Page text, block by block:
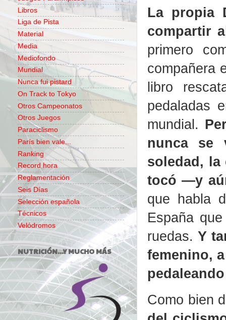
La propia
compartir
primero
compañera
libro
pedaladas
mundial.
nunca se
soledad, la
tocó —y
que habla
España
ruedas.Y
femenino,
Como bien
Libros
Liga de Pista
Material
Media
Mediofondo
Mundial
Nunca fui pistard
On Track to Tokyo
Otros Campeonatos
Otros Juegos
Paraciclismo
París bien vale...
Ranking
Record hora
Reglamentación
Seis Días
Selección española
Técnicos
Velódromos
NUTRICIÓN...Y MUCHO MÁS